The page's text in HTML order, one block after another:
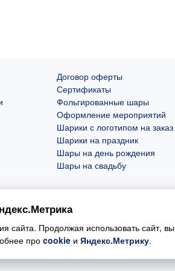
Договор оферты
Сертификаты
Фольгированные шары
Оформление мероприятий
Шарики с логотипом на заказ
Шарики на праздник
Шары на день рождения
Шары на свадьбу
сайта. Продолжая использовать сайт, вы
про cookie и Яндекс.Метрику.